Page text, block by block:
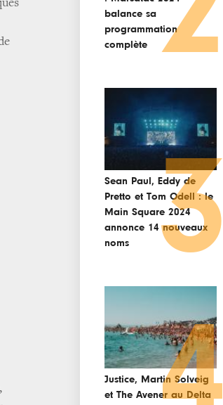
balance sa
programmation
complète
Sean Paul, Eddy de
Pretto et Tom Odell : le
Main Square 2024
annonce 14 nouveaux
noms
3
Justice, Martin Solveig
et The Avener au Delta
4